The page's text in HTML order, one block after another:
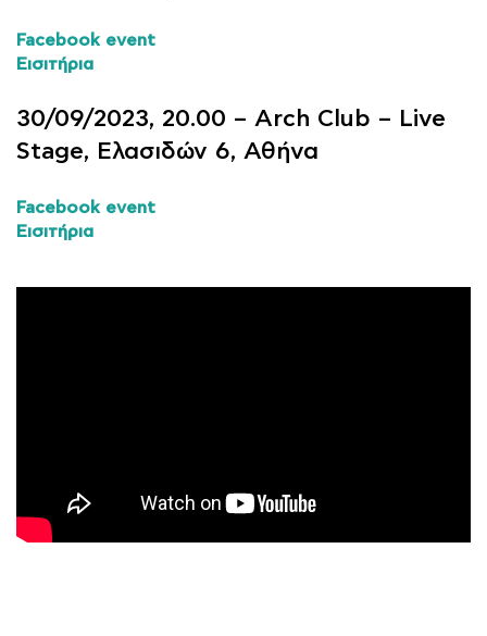
Facebook event
Εισιτήρια
30/09/2023, 20.00 – Arch Club – Live
Stage, Ελασιδών 6, Αθήνα
Facebook event
Εισιτήρια